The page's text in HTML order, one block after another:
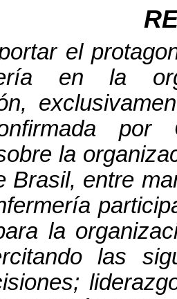
el
en la
por
la
Brasil, entre
la
las